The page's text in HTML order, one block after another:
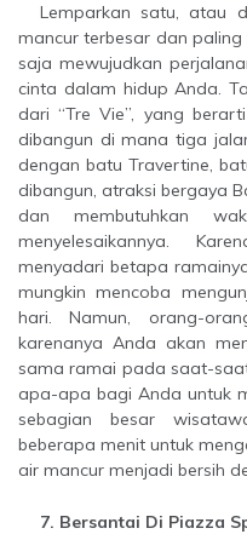
Lemparkan satu, atau dua, atau tiga koin ke dalam air
mancur terbesar dan
saja mewujudkan
cinta dalam hidup Anda.
dari “Tre Vie”, yang
dibangun di mana tiga
dengan batu Travertine,
dibangun, atraksi bergaya
dan membutuhkan
menyelesaikannya.
menyadari betapa
mungkin mencoba
hari. Namun, orang-
karenanya Anda akan
sama ramai pada saat-
apa-apa bagi Anda untuk
sebagian besar
beberapa menit untuk
air mancur menjadi bersih
7. Bersantai Di Piazza